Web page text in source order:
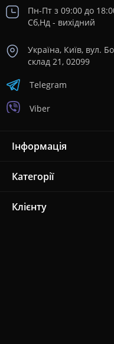
Пн-Пт з 09:00 до
Сб,Нд - вихідний
Україна, Київ, вул.
склад 21, 02099
Telegram
Viber
Інформація
Категорії
Клієнту